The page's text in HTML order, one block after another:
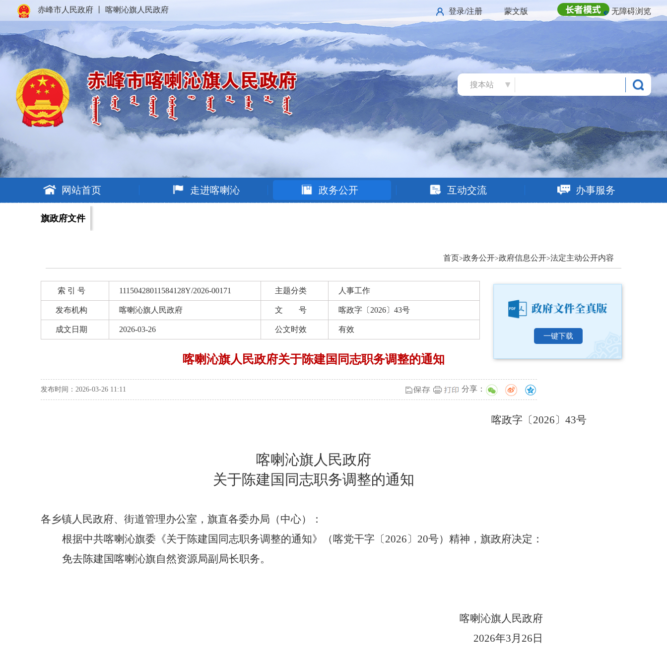
赤峰市人民政府 喀喇沁旗人民政府 登录/注册 蒙文版 无障碍浏览
搜本站
网站首页 走进喀喇沁 政务公开 互动交流 办事服务
旗政府文件
首页>政务公开>政府信息公开>法定主动公开内容
一键下载
索 引 号 11150428011584128Y/2026-00171 主题分类 人事工作
发布机构 喀喇沁旗人民政府 文 号 喀政字〔2026〕43号
成文日期 2026-03-26 公文时效 有效
喀喇沁旗人民政府关于陈建国同志职务调整的通知
发布时间：2026-03-26 11:11 分享：
喀政字〔2026〕 43号
喀喇沁旗人民政府
关于陈建国 同志职务调整的通知
各乡镇人民政府、街道管理办公室，旗直各委办局（中心）：
根据中共喀喇沁旗委《关于陈建国 同志职务调整的通知》（喀党干字〔2026〕 20号）精神，旗政府决定：
免去陈建国喀喇沁旗自然资源局副局长职务。
喀喇沁旗人民政府
2026年3 月 26 日